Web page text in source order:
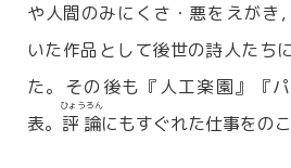
や人間のみにくさ・悪をえがき
いた作品として後世の詩人たち
た。その後も『人工楽園』『
表。 評論
ひょうろん
にもすぐれた仕事をの